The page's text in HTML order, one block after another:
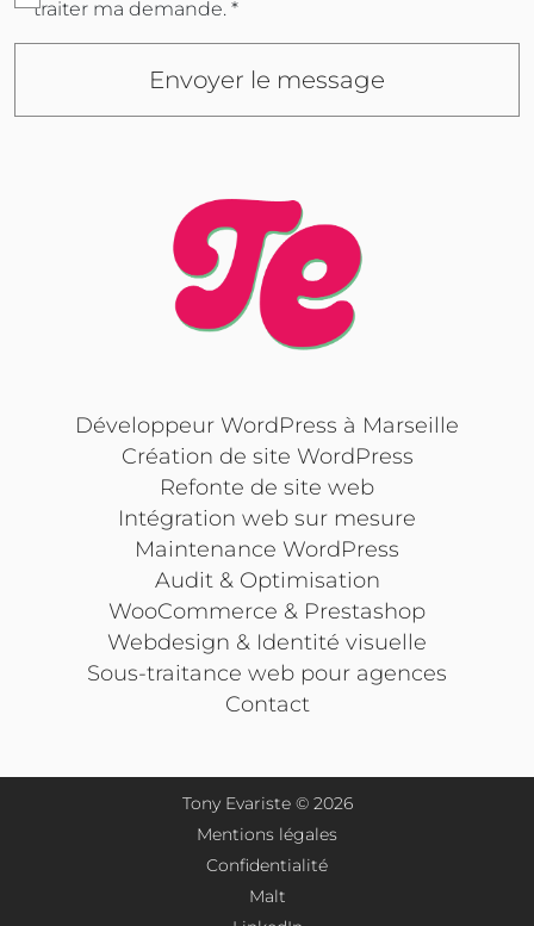
traiter ma demande. *
Développeur WordPress à Marseille
Création de site WordPress
Refonte de site web
Intégration web sur mesure
Maintenance WordPress
Audit & Optimisation
WooCommerce & Prestashop
Webdesign & Identité visuelle
Sous-traitance web pour agences
Contact
Tony Evariste © 2026
Mentions légales
Confidentialité
Malt